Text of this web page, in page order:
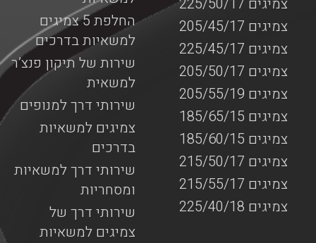
החלפת 5 צמיגים
למשאיות בדרכים
שירות של תיקון פנצ’ר
למשאית
שירותי דרך למנופים
צמיגים למשאיות
בדרכים
שירותי דרך למשאיות
ומסחריות
שירותי דרך של
צמיגים למשאיות
צמיגים 205/45/17
צמיגים 225/45/17
צמיגים 205/50/17
צמיגים 205/55/19
צמיגים 185/65/15
צמיגים 185/60/15
צמיגים 215/50/17
צמיגים 215/55/17
צמיגים 225/40/18